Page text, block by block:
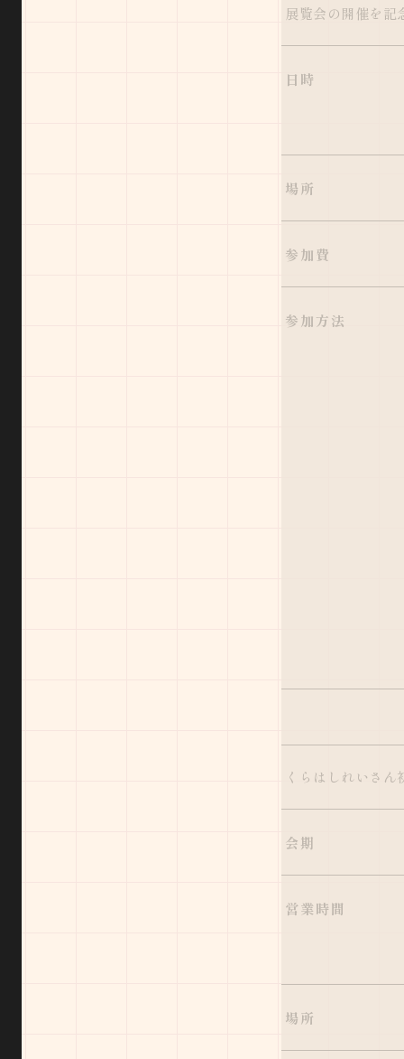
展覧会の開催を記
日時
場所
参加費
参加方法
くらはしれいさ
会期
営業時間
場所